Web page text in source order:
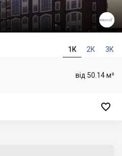
1К 2К 3К
від 50.14 м²
